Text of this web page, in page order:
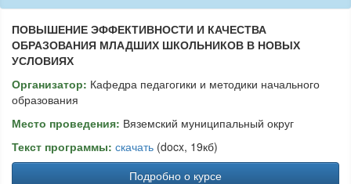
ПОВЫШЕНИЕ ЭФФЕКТИВНОСТИ И КАЧЕСТВА
ОБРАЗОВАНИЯ МЛАДШИХ ШКОЛЬНИКОВ В НОВЫХ
УСЛОВИЯХ
Организатор: Кафедра педагогики и методики начального
образования
Место проведения: Вяземский муниципальный округ
Текст программы: скачать (docx, 19кб)
Подробно о курсе